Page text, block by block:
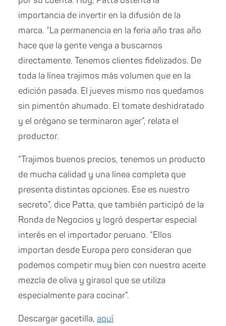
importancia de invertir en la difusión de la
marca. “La permanencia en la feria año tras año
hace que la gente venga a buscarnos
directamente. Tenemos clientes fidelizados. De
toda la línea trajimos más volumen que en la
edición pasada. El jueves mismo nos quedamos
sin pimentón ahumado. El tomate deshidratado
y el orégano se terminaron ayer”, relata el
productor.
“Trajimos buenos precios, tenemos un producto
de mucha calidad y una línea completa que
presenta distintas opciones. Ese es nuestro
secreto”, dice Patta, que también participó de la
Ronda de Negocios y logró despertar especial
interés en el importador peruano. “Ellos
importan desde Europa pero consideran que
podemos competir muy bien con nuestro aceite
mezcla de oliva y girasol que se utiliza
especialmente para cocinar”.
Descargar gacetilla, aquí